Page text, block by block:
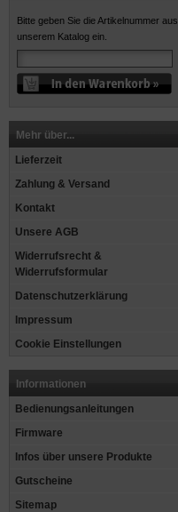
Bitte geben Sie die Artikelnummer aus
unserem Katalog ein.
Mehr über...
Lieferzeit
Zahlung & Versand
Kontakt
Unsere AGB
Widerrufsrecht &
Widerrufsformular
Datenschutzerklärung
Impressum
Cookie Einstellungen
Informationen
Bedienungsanleitungen
Firmware
Infos über unsere Produkte
Gutscheine
Sitemap